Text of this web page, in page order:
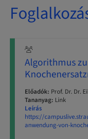
Algorithmus
Előadók: Prof. Dr. Dr.
Tananyag: Link
Leírás
https://
anwendung-von-